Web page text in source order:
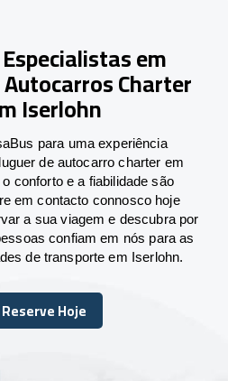
em
Charter
Iserlohn
para uma experiência
de autocarro charter em
conforto e a fiabilidade são
em contacto connosco hoje
a sua viagem e descubra por
confiam em nós para as
de transporte em Iserlohn.
Reserve Hoje
Reserve Hoje